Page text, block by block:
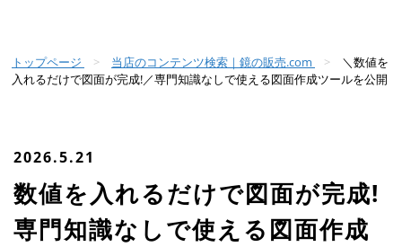
トップページ 当店のコンテンツ検索｜鏡の販売.com
＼数値を
入れるだけで図面が完成!／専門知識なしで使える図面作成ツールを公開
2026.5.21
数値を入れるだけで図面が完成!
専門知識なしで使える図面作成